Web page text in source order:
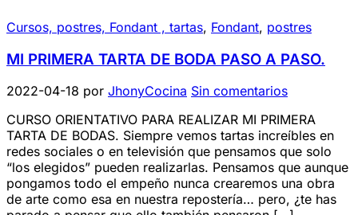
Cursos, postres, Fondant , tartas, Fondant, postres
MI PRIMERA TARTA DE BODA PASO A PASO.
2022-04-18 por JhonyCocina Sin comentarios
CURSO ORIENTATIVO PARA REALIZAR MI PRIMERA
TARTA DE BODAS. Siempre vemos tartas increíbles en
redes sociales o en televisión que pensamos que solo
“los elegidos” pueden realizarlas. Pensamos que aunque
pongamos todo el empeño nunca crearemos una obra
de arte como esa en nuestra repostería… pero, ¿te has